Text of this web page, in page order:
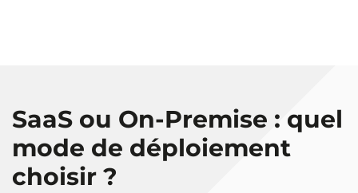
SaaS ou On-Premise : quel
mode de déploiement
choisir ?